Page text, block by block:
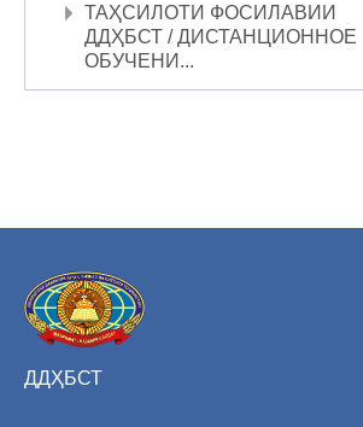
ТАҲСИЛОТИ ФОСИЛАВИИ
ДДҲБСТ / ДИСТАНЦИОННОЕ
ОБУЧЕНИ...
ДДҲБСТ